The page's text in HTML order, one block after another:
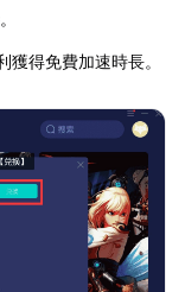
得免費加速時長。